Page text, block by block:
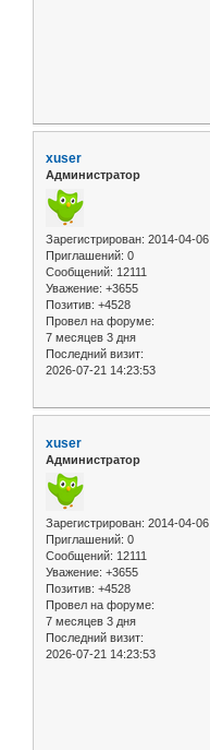
xuser
Администратор
Зарегистрирован: 2014-04-06
Приглашений: 0
Сообщений: 12111
Уважение: +3655
Позитив: +4528
Провел на форуме:
7 месяцев 3 дня
Последний визит:
2026-07-21 14:23:53
xuser
Администратор
Зарегистрирован: 2014-04-06
Приглашений: 0
Сообщений: 12111
Уважение: +3655
Позитив: +4528
Провел на форуме:
7 месяцев 3 дня
Последний визит:
2026-07-21 14:23:53